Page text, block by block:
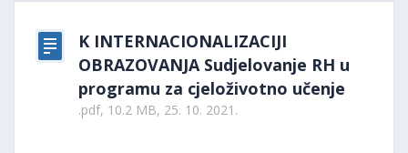
K INTERNACIONALIZACIJI
OBRAZOVANJA Sudjelovanje RH u
programu za cjeloživotno učenje
.pdf, 10.2 MB, 25. 10. 2021.